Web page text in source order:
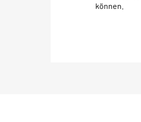
können.